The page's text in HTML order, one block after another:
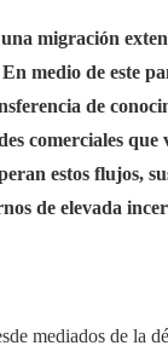
migración
medio de este
de
comerciales que
estos flujos,
de elevada
mediados de la